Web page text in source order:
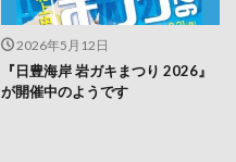
2026年5月12日
『日豊海岸 岩ガキまつり 2026』
が開催中のようです